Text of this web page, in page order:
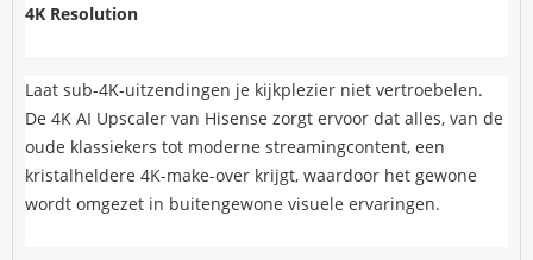
4K Resolution
Laat sub-4K-uitzendingen je kijkplezier niet vertroebelen.
De 4K AI Upscaler van Hisense zorgt ervoor dat alles, van de
oude klassiekers tot moderne streamingcontent, een
kristalheldere 4K-make-over krijgt, waardoor het gewone
wordt omgezet in buitengewone visuele ervaringen.